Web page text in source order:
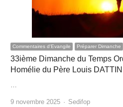
Commentaires d'Evangile Préparer Dimanche
33ième Dimanche du Temps
Homélie du Père Louis DATTIN
9 novembre 2025 Author
Sedifop